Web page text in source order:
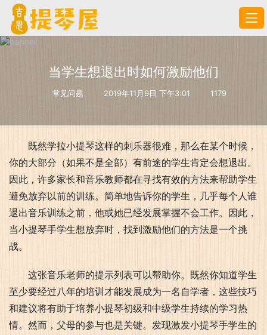
当学生想退出时如何激励他们
常见问题 2019年11月9日 下午3:01 1179
既然学拉小提琴这样的刺乐器很难，那么在某个时候，
你的大部分（如果不是全部）有前途的学生肯定会想退出。
因此，许多家长和音乐教师都在寻找有效的方法来帮助学生
避免放弃以前的训练。简单地告诉你的学生，几乎每个人谁
退出音乐训练之前，他或她已经发展掌握不会工作。因此，
当小提琴手学生想放弃时，找到激励他们的方法是一个挑
战。
这张音乐老师的提示列表可以帮助你。既然你知道学生
至少要经过八年的培训才能发展成为一名自学者，这些技巧
和建议将有助于培养小提琴初级和中级学生持续的学习热
情。然而，父母的参与也是关键。发现激发小提琴手学生的